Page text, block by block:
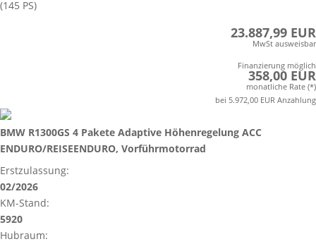
(145 PS)
23.887,99 EUR
MwSt ausweisbar
Finanzierung möglich
358,00 EUR
monatliche Rate (*)
bei 5.972,00 EUR Anzahlung
BMW R1300GS 4 Pakete Adaptive Höhenregelung ACC
ENDURO/REISEENDURO, Vorführmotorrad
Erstzulassung:
02/2026
KM-Stand:
5920
Hubraum: